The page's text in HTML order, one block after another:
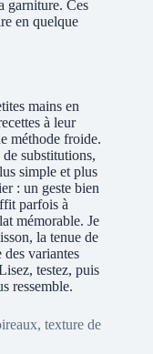
garniture. Ces
en quelque
mains en
à leur
méthode froide.
de substitutions,
simple et plus
: un geste bien
parfois à
mémorable. Je
la tenue de
des variantes
testez, puis
ressemble.
texture de